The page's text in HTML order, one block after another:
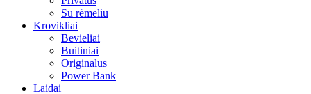
Su rėmeliu
Krovikliai
Bevieliai
Buitiniai
Originalus
Power Bank
Laidai